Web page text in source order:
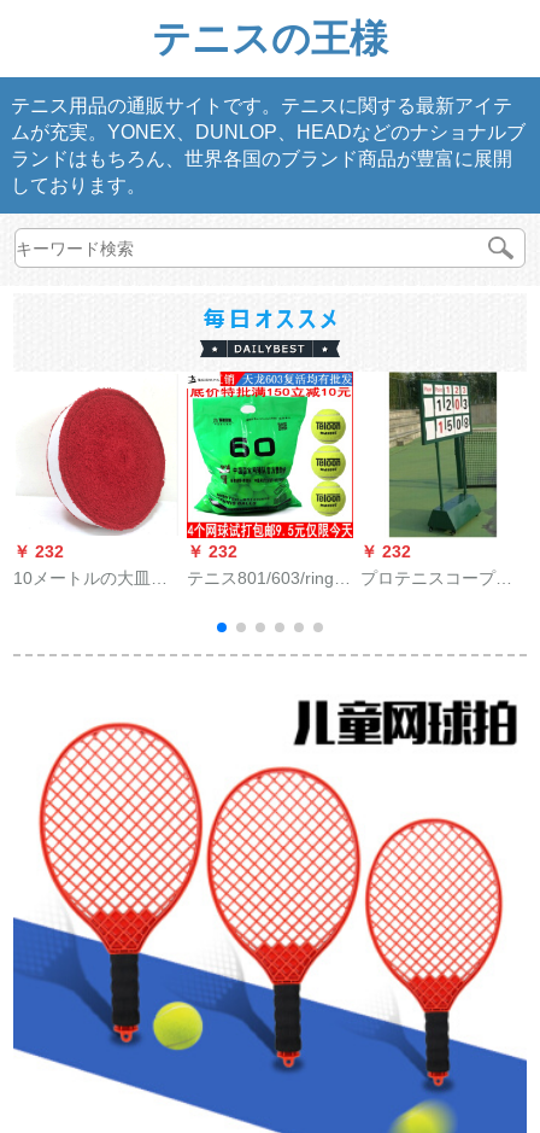
テニスの王様
テニス用品の通販サイトです。テニスに関する最新アイテ
ムが充実。YONEX、DUNLOP、HEADなどのナショナルブ
ランドはもちろん、世界各国のブランド商品が豊富に展開
しております。
￥ 232
10メートルの大皿の
ップは汗を吸い取
の赤いものを塗る。
￥ 232
テニス801/603/ring復
プロプロレーニンカ
タログテストテスト
用テニ*特売無球標的
￥ 232
プロテニスコープの
ます。アルミニウム
ルが付いています。